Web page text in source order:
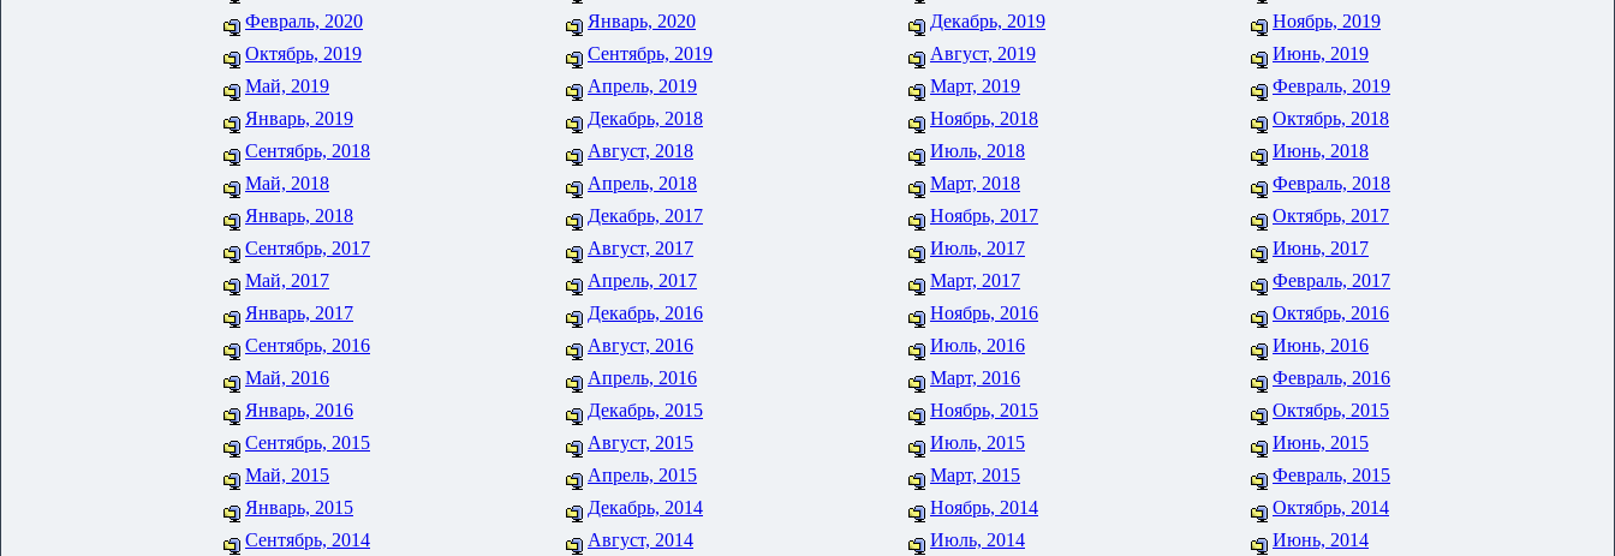
Февраль, 2020
Январь, 2020 Декабрь, 2019
Ноябрь, 2019
Октябрь, 2019
Сентябрь, 2019 Август, 2019
Июнь, 2019
Май, 2019
Апрель, 2019 Март, 2019
Февраль, 2019
Январь, 2019
Декабрь, 2018 Ноябрь, 2018
Октябрь, 2018
Сентябрь, 2018
Август, 2018 Июль, 2018
Июнь, 2018
Май, 2018
Апрель, 2018 Март, 2018
Февраль, 2018
Январь, 2018
Декабрь, 2017 Ноябрь, 2017
Октябрь, 2017
Сентябрь, 2017
Август, 2017 Июль, 2017
Июнь, 2017
Май, 2017
Апрель, 2017 Март, 2017
Февраль, 2017
Январь, 2017
Декабрь, 2016 Ноябрь, 2016
Октябрь, 2016
Сентябрь, 2016
Август, 2016 Июль, 2016
Июнь, 2016
Май, 2016
Апрель, 2016 Март, 2016
Февраль, 2016
Январь, 2016
Декабрь, 2015 Ноябрь, 2015
Октябрь, 2015
Сентябрь, 2015
Август, 2015 Июль, 2015
Июнь, 2015
Май, 2015
Апрель, 2015 Март, 2015
Февраль, 2015
Январь, 2015
Декабрь, 2014 Ноябрь, 2014
Октябрь, 2014
Сентябрь, 2014
Август, 2014 Июль, 2014
Июнь, 2014